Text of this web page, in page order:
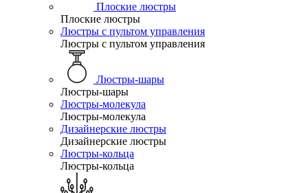
Плоские люстры
Плоские люстры
Люстры с пультом управления
Люстры с пультом управления
Люстры-шары
Люстры-шары
Люстры-молекула
Люстры-молекула
Дизайнерские люстры
Дизайнерские люстры
Люстры-кольца
Люстры-кольца